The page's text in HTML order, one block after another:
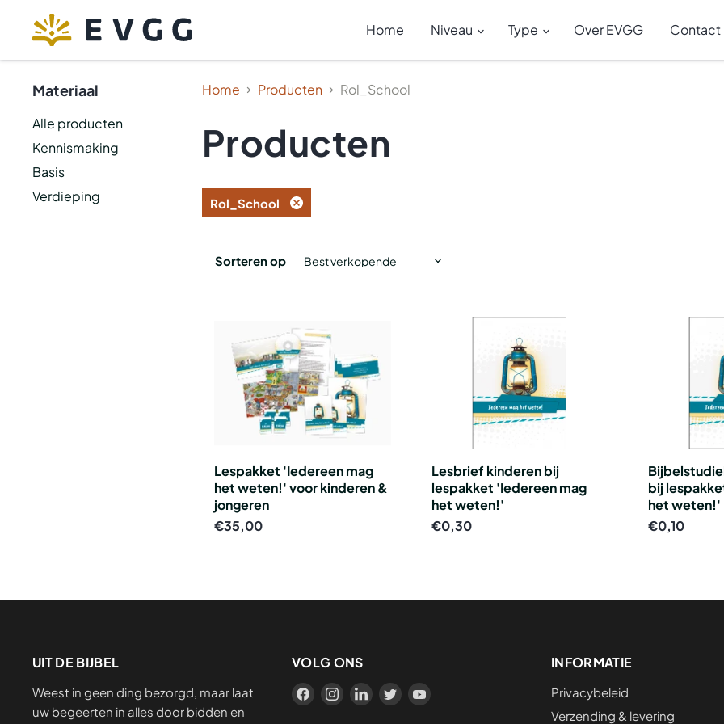
Home Niveau Type Over EVGG
Contact
Materiaal
Alle producten
Kennismaking
Basis
Verdieping
Home Producten Rol_School
Producten
Rol_School
Filter
Sorteren op
Lespakket 'Iedereen mag
het weten!' voor kinderen &
jongeren
€35,00
Lesbrief kinderen bij
lespakket 'Iedereen mag
het weten!'
€0,30
bij
het weten!'
€0,10
UIT DE BIJBEL
Weest in geen ding bezorgd, maar laat
uw begeerten in alles door bidden en
VOLG ONS
Vind Vind Vind Vind Vind
INFORMATIE
Privacybeleid
Verzending & levering